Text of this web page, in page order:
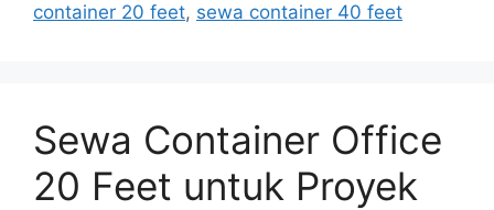
container 20 feet, sewa container 40 feet
Sewa Container Office
20 Feet untuk Proyek